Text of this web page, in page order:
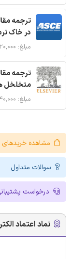
ترجمه
در خاک
مبلغ: ۱۲۰,۰۰۰ تومان
ترجمه
متخلخل
مبلغ: ۱۴۰,۰۰۰ تومان
مشاهده خریدهای
سوالات متداول
درخواست
نماد اعتماد